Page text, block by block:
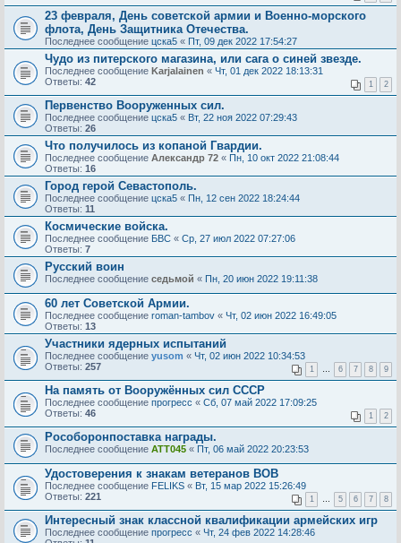
23 февраля, День советской армии и Военно-морского
флота, День Защитника Отечества.
Последнее сообщение цска5 « Пт, 09 дек 2022 17:54:27
Чудо из питерского магазина, или сага о синей звезде.
Последнее сообщение Karjalainen « Чт, 01 дек 2022 18:13:31
Ответы: 42 1 2
Первенство Вооруженных сил.
Последнее сообщение цска5 « Вт, 22 ноя 2022 07:29:43
Ответы: 26
Что получилось из копаной Гвардии.
Последнее сообщение Александр 72 « Пн, 10 окт 2022 21:08:44
Ответы: 16
Город герой Севастополь.
Последнее сообщение цска5 « Пн, 12 сен 2022 18:24:44
Ответы: 11
Космические войска.
Последнее сообщение БВС « Ср, 27 июл 2022 07:27:06
Ответы: 7
Русский воин
Последнее сообщение седьмой « Пн, 20 июн 2022 19:11:38
60 лет Советской Армии.
Последнее сообщение roman-tambov « Чт, 02 июн 2022 16:49:05
Ответы: 13
Участники ядерных испытаний
Последнее сообщение yusom « Чт, 02 июн 2022 10:34:53
Ответы: 257 1 6 7 8 9
На память от Вооружённых сил СССР
Последнее сообщение прогресс « Сб, 07 май 2022 17:09:25
Ответы: 46 1 2
Рособоронпоставка награды.
Последнее сообщение ATT045 « Пт, 06 май 2022 20:23:53
Удостоверения к знакам ветеранов ВОВ
Последнее сообщение FELIKS « Вт, 15 мар 2022 15:26:49
Ответы: 221 1 5 6 7 8
Интересный знак классной квалификации армейских игр
Последнее сообщение прогресс « Чт, 24 фев 2022 14:28:46